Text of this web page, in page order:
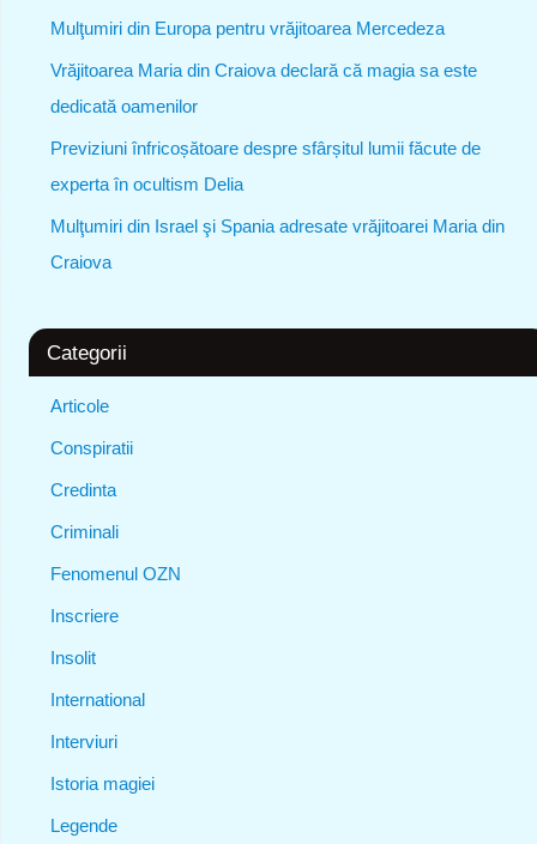
Mulţumiri din Europa pentru vrăjitoarea Mercedeza
Vrăjitoarea Maria din Craiova declară că magia sa este
dedicată oamenilor
Previziuni înfricoșătoare despre sfârșitul lumii făcute de
experta în ocultism Delia
Mulţumiri din Israel şi Spania adresate vrăjitoarei Maria din
Craiova
Categorii
Articole
Conspiratii
Credinta
Criminali
Fenomenul OZN
Inscriere
Insolit
International
Interviuri
Istoria magiei
Legende